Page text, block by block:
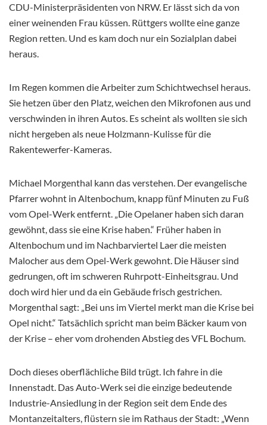
CDU-Ministerpräsidenten von NRW. Er lässt sich da von
einer weinenden Frau küssen. Rüttgers wollte eine ganze
Region retten. Und es kam doch nur ein Sozialplan dabei
heraus.
Im Regen kommen die Arbeiter zum Schichtwechsel heraus.
Sie hetzen über den Platz, weichen den Mikrofonen aus und
verschwinden in ihren Autos. Es scheint als wollten sie sich
nicht hergeben als neue Holzmann-Kulisse für die
Rakentewerfer-Kameras.
Michael Morgenthal kann das verstehen. Der evangelische
Pfarrer wohnt in Altenbochum, knapp fünf Minuten zu Fuß
vom Opel-Werk entfernt. „Die Opelaner haben sich daran
gewöhnt, dass sie eine Krise haben.“ Früher haben in
Altenbochum und im Nachbarviertel Laer die meisten
Malocher aus dem Opel-Werk gewohnt. Die Häuser sind
gedrungen, oft im schweren Ruhrpott-Einheitsgrau. Und
doch wird hier und da ein Gebäude frisch gestrichen.
Morgenthal sagt: „Bei uns im Viertel merkt man die Krise bei
Opel nicht.“ Tatsächlich spricht man beim Bäcker kaum von
der Krise – eher vom drohenden Abstieg des VFL Bochum.
Doch dieses oberflächliche Bild trügt. Ich fahre in die
Innenstadt. Das Auto-Werk sei die einzige bedeutende
Industrie-Ansiedlung in der Region seit dem Ende des
Montanzeitalters, flüstern sie im Rathaus der Stadt: „Wenn